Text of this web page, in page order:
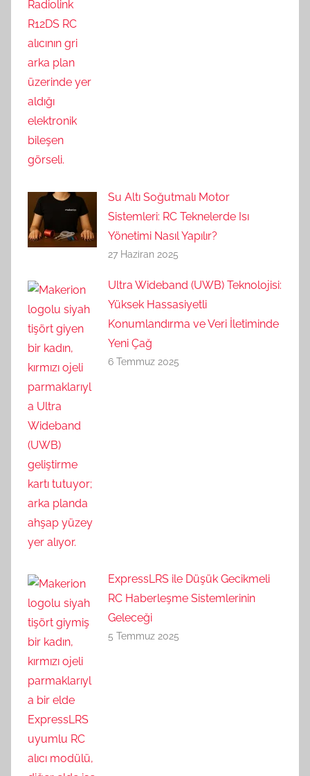
Su Altı Soğutmalı Motor
Sistemleri: RC Teknelerde Isı
Yönetimi Nasıl Yapılır?
27 Haziran 2025
Ultra Wideband (UWB) Teknolojisi:
Yüksek Hassasiyetli
Konumlandırma ve Veri İletiminde
Yeni Çağ
6 Temmuz 2025
ExpressLRS ile Düşük Gecikmeli
RC Haberleşme Sistemlerinin
Geleceği
5 Temmuz 2025